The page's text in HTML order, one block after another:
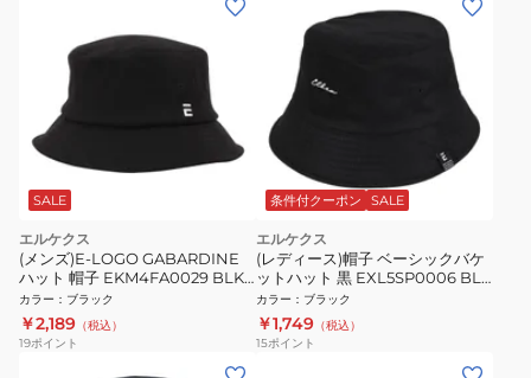
SALE
エルケクス
(メンズ)E-LOGO GABARDINE
ハット 帽子 EKM4FA0029 BLK
黒 フリーサイズ
カラー ： ブラック
￥2,189 （税込）
19ポイント
条件付クーポン SALE
エルケクス
(レディース)帽子 ベーシックバケ
ットハット 黒 EXL5SP0006 BLK
吸汗速乾 サイズ調整 日除け 日焼
け対策 スポーツキャップ ロゴ
カラー ： ブラック
￥1,749 （税込）
15ポイント